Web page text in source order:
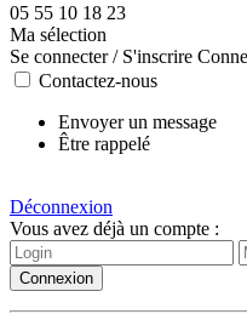
05 55 10 18 23
Ma sélection
Se connecter / S'inscrire
Contactez-nous
Envoyer un message
Être rappelé
Déconnexion
Vous avez déjà un compte :